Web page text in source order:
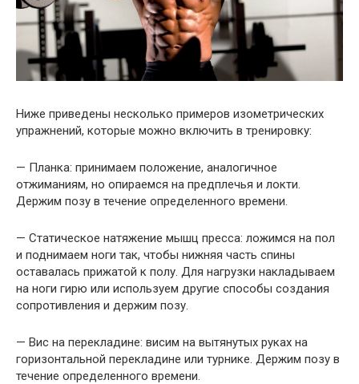
Ниже приведены несколько примеров изометрических
упражнений, которые можно включить в тренировку:
— Планка: принимаем положение, аналогичное
отжиманиям, но опираемся на предплечья и локти.
Держим позу в течение определенного времени.
— Статическое натяжение мышц пресса: ложимся на пол
и поднимаем ноги так, чтобы нижняя часть спины
оставалась прижатой к полу. Для нагрузки накладываем
на ноги гирю или используем другие способы создания
сопротивления и держим позу.
— Вис на перекладине: висим на вытянутых руках на
горизонтальной перекладине или турнике. Держим позу в
течение определенного времени.